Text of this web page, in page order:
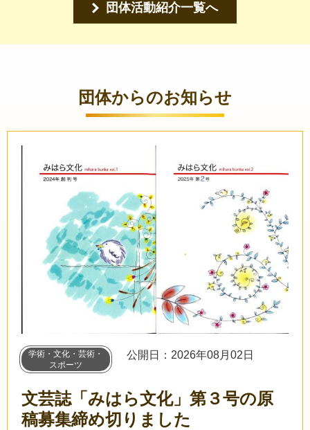
団体活動紹介一覧へ
団体からのお知らせ
学術・文化・芸術・
スポーツ
公開日：2026年08月02日
文芸誌「みはら文化」第３号の原
稿募集締め切りました